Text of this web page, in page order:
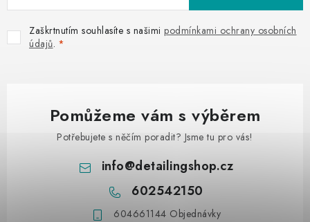
Zaškrtnutím souhlasíte s našimi podmínkami ochrany osobních
údajů.
Pomůžeme vám s výběrem
Potřebujete s něčím poradit? Jsme tu pro vás!
info@detailingshop.cz
602542150
604661144 Objednávky